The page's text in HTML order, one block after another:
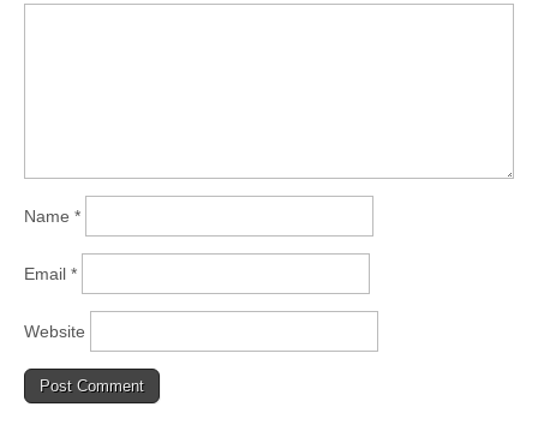
Name *
Email *
Website